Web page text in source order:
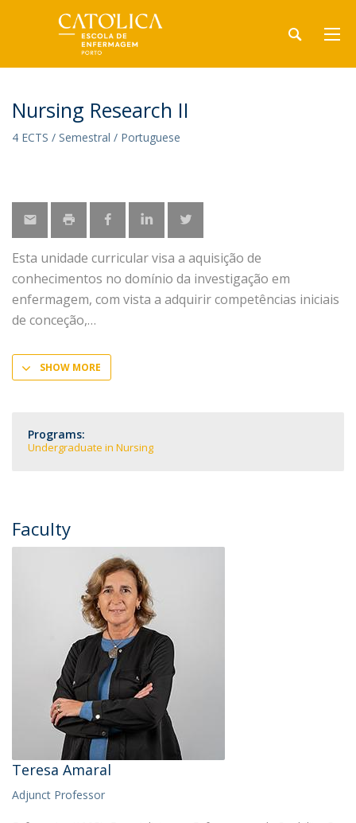
Nursing Research II
4 ECTS / Semestral / Portuguese
Esta unidade curricular visa a aquisição de
conhecimentos no domínio da investigação em
enfermagem, com vista a adquirir competências iniciais
de conceção,
SHOW MORE
Programs:
Undergraduate in Nursing
Faculty
Teresa Amaral
Adjunct Professor